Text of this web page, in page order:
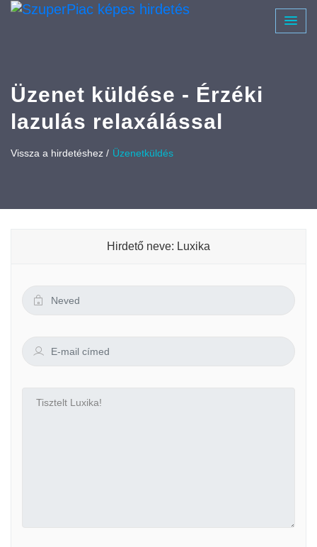
Üzenet küldése - Érzéki
lazulás relaxálással
Vissza a hirdetéshez / Üzenetküldés
Hirdető neve: Luxika